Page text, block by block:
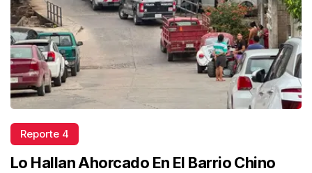
Reporte 4
Lo Hallan Ahorcado En El Barrio Chino